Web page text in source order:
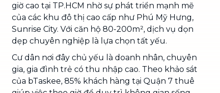
giờ cao tại TP.HCM nhờ sự phát triển mạnh mẽ
của các khu đô thị cao cấp như Phú Mỹ Hưng,
Sunrise City. Với căn hộ 80-200m², dịch vụ dọn
dẹp chuyên nghiệp là lựa chọn tất yếu.
Cư dân nơi đây chủ yếu là doanh nhân, chuyên
gia, gia đình trẻ có thu nhập cao. Theo khảo sát
của bTaskee, 85% khách hàng tại Quận 7 thuê